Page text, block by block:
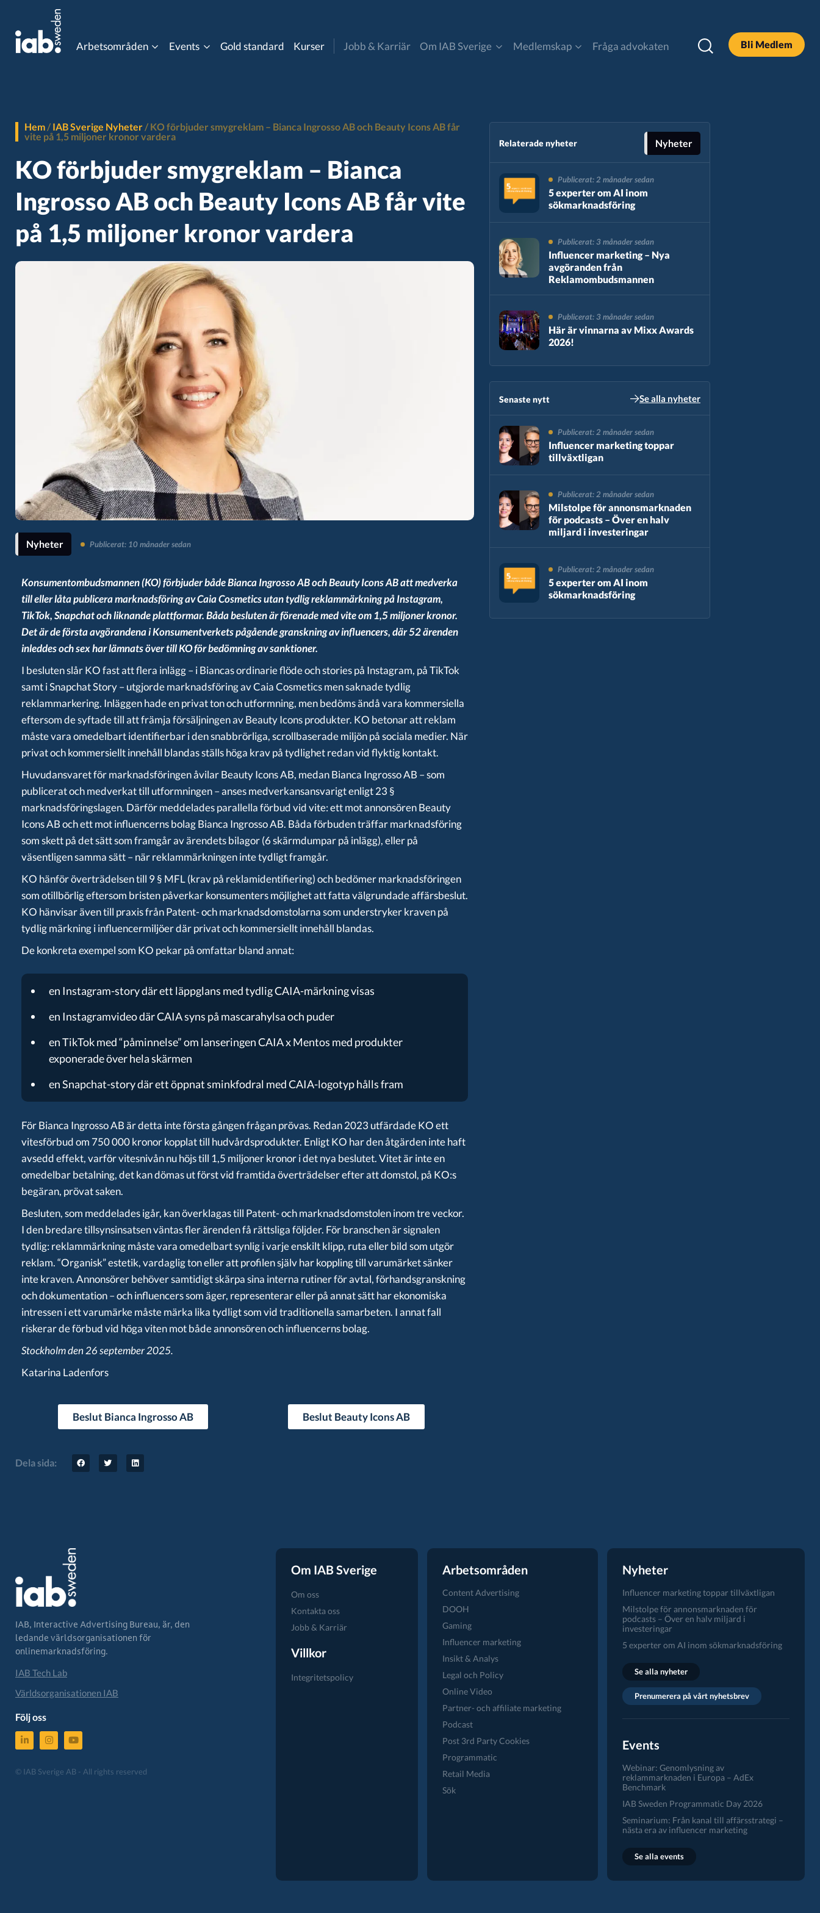
Arbetsområden
Gaming Legal och Policy
marketing
Podcast
Post 3rd Party Cookies Programmatic
Alla Rapporter & Guider
Events
MIXX Awards
Gold standard Kurser Jobb & Karriär Om IAB Sverige
Kontakt & Pressmaterial
Styrelse & Valberedning​
Medlemskap Fråga advokaten Bli Medlem
Hem/ IAB Sverige Nyheter/ KO förbjuder smygreklam – Bianca Ingrosso AB och Beauty Icons AB får
vite på 1,5 miljoner kronor vardera
KO förbjuder smygreklam – Bianca
Ingrosso AB och Beauty Icons AB får vite
på 1,5 miljoner kronor vardera
Nyheter Publicerat: 10 månader sedan
Konsumentombudsmannen (KO) förbjuder både Bianca Ingrosso AB och Beauty Icons AB att medverka
till eller låta publicera marknadsföring av Caia Cosmetics utan tydlig reklammärkning på Instagram,
TikTok, Snapchat och liknande plattformar. Båda besluten är förenade med vite om 1,5 miljoner kronor.
Det är de första avgörandena i Konsumentverkets pågående granskning av influencers, där 52 ärenden
inleddes och sex har lämnats över till KO för bedömning av sanktioner.
I besluten slår KO fast att flera inlägg – i Biancas ordinarie flöde och stories på Instagram, på TikTok
samt i Snapchat Story – utgjorde marknadsföring av Caia Cosmetics men saknade tydlig
reklammarkering. Inläggen hade en privat ton och utformning, men bedöms ändå vara kommersiella
eftersom de syftade till att främja försäljningen av Beauty Icons produkter. KO betonar att reklam
måste vara omedelbart identifierbar i den snabbrörliga, scrollbaserade miljön på sociala medier. När
privat och kommersiellt innehåll blandas ställs höga krav på tydlighet redan vid flyktig kontakt.
Huvudansvaret för marknadsföringen åvilar Beauty Icons AB, medan Bianca Ingrosso AB – som
publicerat och medverkat till utformningen – anses medverkansansvarigt enligt 23 §
marknadsföringslagen. Därför meddelades parallella förbud vid vite: ett mot annonsören Beauty
Icons AB och ett mot influencerns bolag Bianca Ingrosso AB. Båda förbuden träffar marknadsföring
som skett på det sätt som framgår av ärendets bilagor (6 skärmdumpar på inlägg), eller på
väsentligen samma sätt – när reklammärkningen inte tydligt framgår.
KO hänför överträdelsen till 9 § MFL (krav på reklamidentifiering) och bedömer marknadsföringen
som otillbörlig eftersom bristen påverkar konsumenters möjlighet att fatta välgrundade affärsbeslut.
KO hänvisar även till praxis från Patent- och marknadsdomstolarna som understryker kraven på
tydlig märkning i influencermiljöer där privat och kommersiellt innehåll blandas.
De konkreta exempel som KO pekar på omfattar bland annat:
en Instagram-story där ett läppglans med tydlig CAIA-märkning visas
en Instagramvideo där CAIA syns på mascarahylsa och puder
en TikTok med “påminnelse” om lanseringen CAIA x Mentos med produkter
exponerade över hela skärmen
en Snapchat-story där ett öppnat sminkfodral med CAIA-logotyp hålls fram
För Bianca Ingrosso AB är detta inte första gången frågan prövas. Redan 2023 utfärdade KO ett
vitesförbud om 750 000 kronor kopplat till hudvårdsprodukter. Enligt KO har den åtgärden inte haft
avsedd effekt, varför vitesnivån nu höjs till 1,5 miljoner kronor i det nya beslutet. Vitet är inte en
omedelbar betalning, det kan dömas ut först vid framtida överträdelser efter att domstol, på KO:s
begäran, prövat saken.
Besluten, som meddelades igår, kan överklagas till Patent- och marknadsdomstolen inom tre veckor.
I den bredare tillsynsinsatsen väntas fler ärenden få rättsliga följder. För branschen är signalen
tydlig: reklammärkning måste vara omedelbart synlig i varje enskilt klipp, ruta eller bild som utgör
reklam. “Organisk” estetik, vardaglig ton eller att profilen själv har koppling till varumärket sänker
inte kraven. Annonsörer behöver samtidigt skärpa sina interna rutiner för avtal, förhandsgranskning
och dokumentation – och influencers som äger, representerar eller på annat sätt har ekonomiska
intressen i ett varumärke måste märka lika tydligt som vid traditionella samarbeten. I annat fall
riskerar de förbud vid höga viten mot både annonsören och influencerns bolag.
Stockholm den 26 september 2025.
Katarina Ladenfors
Beslut Bianca Ingrosso AB Beslut Beauty Icons AB
Dela sida:
Relaterade nyheter Nyheter
Publicerat: 2 månader sedan
5 experter om AI inom
sökmarknadsföring
Publicerat: 3 månader sedan
Influencer marketing – Nya
avgöranden från
Reklamombudsmannen
Publicerat: 3 månader sedan
Här är vinnarna av Mixx Awards
2026!
Senaste nytt​ Se alla nyheter
Publicerat: 2 månader sedan
Influencer marketing toppar
tillväxtligan
Publicerat: 2 månader sedan
Milstolpe för annonsmarknaden
för podcasts – Över en halv
miljard i investeringar
Publicerat: 2 månader sedan
5 experter om AI inom
sökmarknadsföring
IAB, Interactive Advertising Bureau, är, den
ledande världsorganisationen för
onlinemarknadsföring.
IAB Tech Lab
Världsorganisationen IAB
Följ oss
© IAB Sverige AB - All rights reserved
Om IAB Sverige
Om oss
Kontakta oss
Jobb & Karriär
Villkor
Integritetspolicy
Arbetsområden
Content Advertising
DOOH
Gaming
Influencer marketing
Insikt & Analys
Legal och Policy
Online Video
Partner- och affiliate marketing
Podcast
Post 3rd Party Cookies
Programmatic
Retail Media
Sök
Nyheter
Influencer marketing toppar tillväxtligan
Milstolpe för annonsmarknaden för
podcasts – Över en halv miljard i
investeringar
5 experter om AI inom sökmarknadsföring
Se alla nyheter
Prenumerera på vårt nyhetsbrev
Events
Webinar: Genomlysning av
reklammarknaden i Europa – AdEx
Benchmark
IAB Sweden Programmatic Day 2026
Seminarium: Från kanal till affärsstrategi –
nästa era av influencer marketing
Se alla events